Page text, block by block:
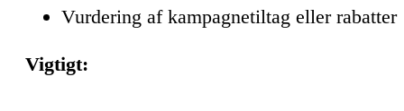
Vurdering af kampagnetiltag eller rabatter
Vigtigt: